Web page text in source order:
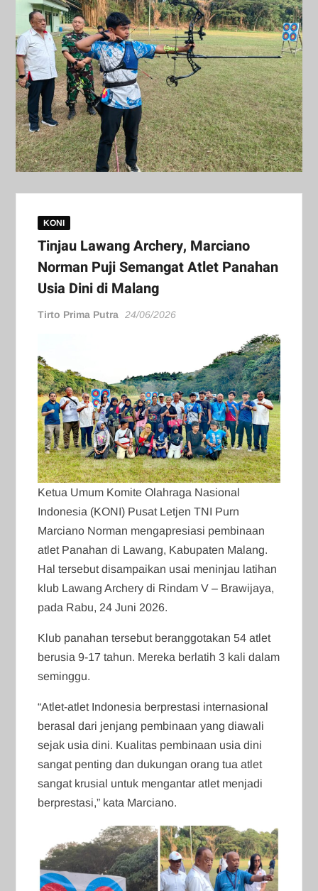
KONI
Tinjau Lawang Archery, Marciano
Norman Puji Semangat Atlet Panahan
Usia Dini di Malang
Tirto Prima Putra 24/06/2026
Ketua Umum Komite Olahraga Nasional
Indonesia (KONI) Pusat Letjen TNI Purn
Marciano Norman mengapresiasi pembinaan
atlet Panahan di Lawang, Kabupaten Malang.
Hal tersebut disampaikan usai meninjau latihan
klub Lawang Archery di Rindam V – Brawijaya,
pada Rabu, 24 Juni 2026.
Klub panahan tersebut beranggotakan 54 atlet
berusia 9-17 tahun. Mereka berlatih 3 kali dalam
seminggu.
“Atlet-atlet Indonesia berprestasi internasional
berasal dari jenjang pembinaan yang diawali
sejak usia dini. Kualitas pembinaan usia dini
sangat penting dan dukungan orang tua atlet
sangat krusial untuk mengantar atlet menjadi
berprestasi,” kata Marciano.